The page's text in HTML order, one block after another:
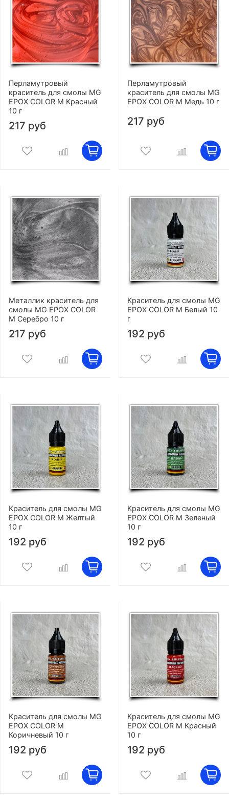
Перламутровый
краситель для смолы MG
EPOX COLOR M Красный
10 г
217 руб
Перламутровый
краситель для смолы MG
EPOX COLOR M Медь 10 г
217 руб
Металлик краситель для
смолы MG EPOX COLOR
M Серебро 10 г
217 руб
Краситель для смолы MG
EPOX COLOR M Белый 10
г
192 руб
Краситель для смолы MG
EPOX COLOR M Желтый
10 г
192 руб
Краситель для смолы MG
EPOX COLOR M Зеленый
10 г
192 руб
Краситель для смолы MG
EPOX COLOR M
Коричневый 10 г
192 руб
Краситель для смолы MG
EPOX COLOR M Красный
10 г
192 руб